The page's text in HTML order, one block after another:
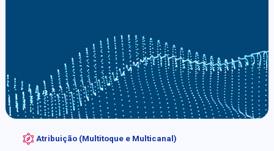
Atribuição (Multitoque e Multicanal)